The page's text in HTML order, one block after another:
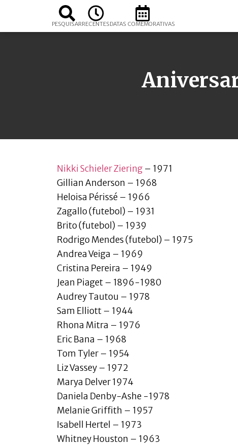
PESQUISARRECENTESDATAS COMEMORATIVAS
Nikki Schieler Ziering – 1971
Gillian Anderson – 1968
Heloisa Périssé – 1966
Zagallo (futebol) – 1931
Brito (futebol) – 1939
Rodrigo Mendes (futebol) – 1975
Andrea Veiga – 1969
Cristina Pereira – 1949
Jean Piaget – 1896-1980
Audrey Tautou – 1978
Sam Elliott – 1944
Rhona Mitra – 1976
Eric Bana – 1968
Tom Tyler – 1954
Liz Vassey – 1972
Marya Delver 1974
Daniela Denby-Ashe -1978
Melanie Griffith – 1957
Isabell Hertel – 1973
Whitney Houston – 1963